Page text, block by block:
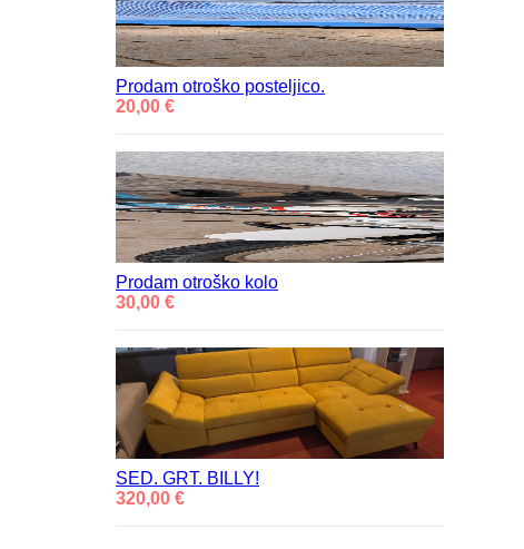
Prodam otroško posteljico.
20,00 €
Prodam otroško kolo
30,00 €
SED. GRT. BILLY!
320,00 €